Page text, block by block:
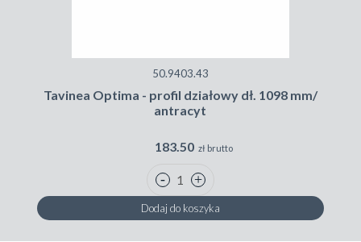
50.9403.43
Tavinea Optima - profil działowy dł. 1098 mm/
antracyt
183.50 zł brutto
Dodaj do koszyka